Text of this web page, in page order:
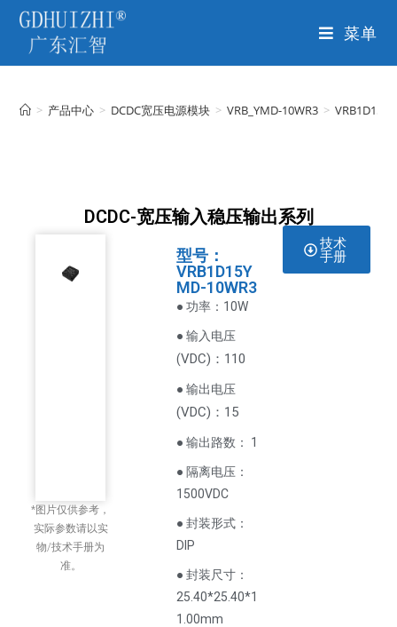
菜单
> 产品中心 > DCDC宽压电源模块 > VRB_YMD-10WR3 >
DCDC-宽压输入稳压输出系列
*图片仅供参考，
实际参数请以实
物/技术手册为
准。
型号：
VRB1D15Y
MD-10WR3
● 功率：10W
● 输入电压
(VDC)：110
● 输出电压
(VDC) ：15
● 输出路数： 1
● 隔离电压：
1500VDC
● 封装形式：
DIP
● 封装尺寸：
25.40*25.40*1
1.00mm
技术
手册